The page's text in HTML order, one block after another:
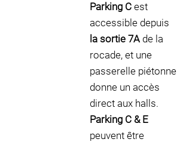
Parking C est
accessible depuis
la sortie 7A de la
rocade, et une
passerelle piétonne
donne un accès
direct aux halls.
Parking C & E
peuvent être